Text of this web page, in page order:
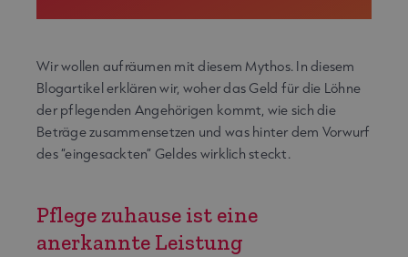
Wir wollen aufräumen mit diesem Mythos. In diesem
Blogartikel erklären wir, woher das Geld für die Löhne
der pflegenden Angehörigen kommt, wie sich die
Beträge zusammensetzen und was hinter dem Vorwurf
des “eingesackten” Geldes wirklich steckt.
Pflege zuhause ist eine
anerkannte Leistung